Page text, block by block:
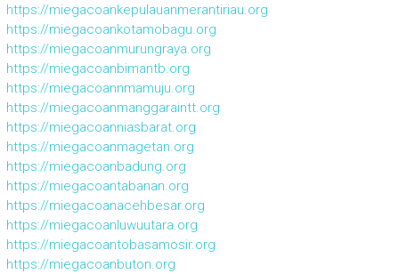
https://miegacoankepulauanmerantiriau.org
https://miegacoankotamobagu.org
https://miegacoanmurungraya.org
https://miegacoanbimantb.org
https://miegacoannmamuju.org
https://miegacoanmanggaraintt.org
https://miegacoanniasbarat.org
https://miegacoanmagetan.org
https://miegacoanbadung.org
https://miegacoantabanan.org
https://miegacoanacehbesar.org
https://miegacoanluwuutara.org
https://miegacoantobasamosir.org
https://miegacoanbuton.org